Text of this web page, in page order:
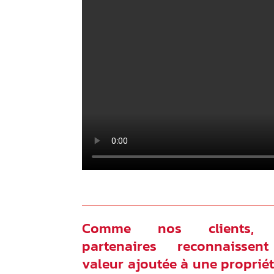
Comme nos clients,
partenaires
valeur ajoutée à une